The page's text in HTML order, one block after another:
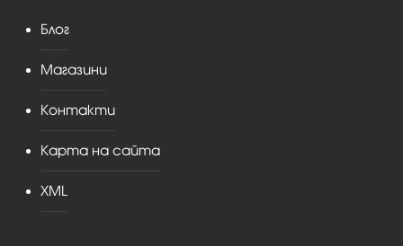
Блог
Магазини
Контакти
Карта на сайта
XML